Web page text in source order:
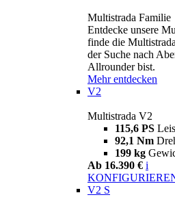
Multistrada Familie
Entdecke unsere
finde die
der Suche nach
Allrounder bist.
Mehr entdecken
V2
Multistrada V2
115,6 PS
92,1 Nm
199 kg
Ab 16.390 € i
V2 S